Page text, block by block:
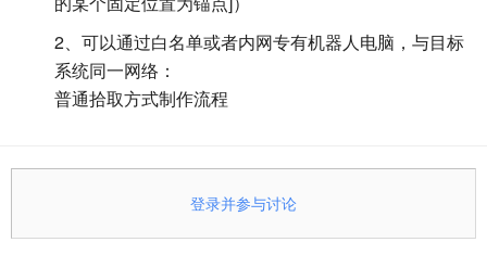
2、可以通过白名单或者内网专有机器人电脑，与目标
系统同一网络：
普通拾取方式制作流程
登录并参与讨论